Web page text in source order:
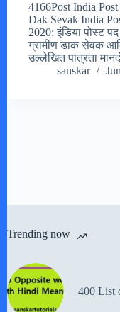
4166Post India
Dak Sevak India
2020: इंडिया पोस्ट
ग्रामीण डाक सेवक
उल्लेखित पात्रता
sanskar
Trending now
400 List